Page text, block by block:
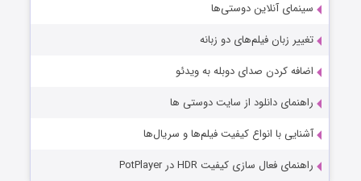
سینمای آنلاین دوستی‌ها
تغییر زبان فیلم‌های دو زبانه
اضافه کردن صدای دوبله به ویدئو
راهنمای دانلود از سایت دوستی ها
آشنایی با انواع کیفیت فیلم‌ها و سریال‌ها
راهنمای فعال سازی کیفیت HDR در PotPlayer